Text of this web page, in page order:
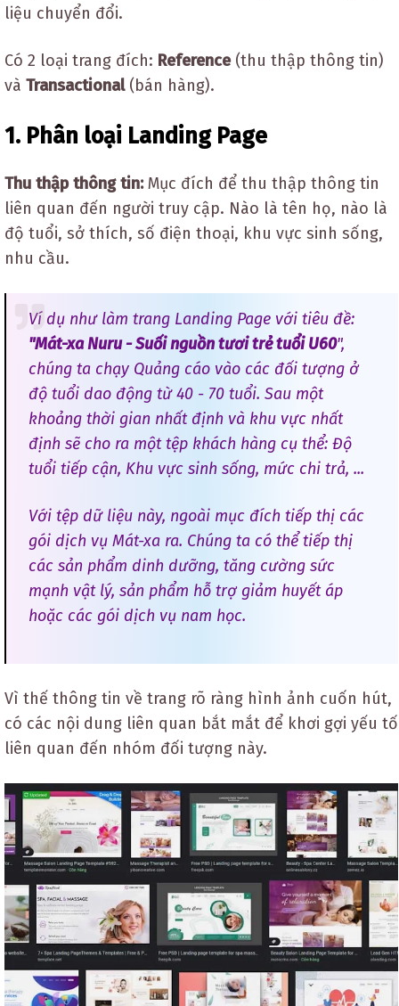
liệu chuyển đổi.
Có 2 loại trang đích: Reference (thu thập thông tin)
và Transactional (bán hàng).
1. Phân loại Landing Page
Thu thập thông tin: Mục đích để thu thập thông tin
liên quan đến người truy cập. Nào là tên họ, nào là
độ tuổi, sở thích, số điện thoại, khu vực sinh sống,
nhu cầu.
Ví dụ như làm trang Landing Page với tiêu đề:
"Mát-xa Nuru - Suối nguồn tươi trẻ tuổi U60",
chúng ta chạy Quảng cáo vào các đối tượng ở
độ tuổi dao động từ 40 - 70 tuổi. Sau một
khoảng thời gian nhất định và khu vực nhất
định sẽ cho ra một tệp khách hàng cụ thể: Độ
tuổi tiếp cận, Khu vực sinh sống, mức chi trả, ...
Với tệp dữ liệu này, ngoài mục đích tiếp thị các
gói dịch vụ Mát-xa ra. Chúng ta có thể tiếp thị
các sản phẩm dinh dưỡng, tăng cường sức
mạnh vật lý, sản phẩm hỗ trợ giảm huyết áp
hoặc các gói dịch vụ nam học.
Vì thế thông tin về trang rõ ràng hình ảnh cuốn hút,
có các nội dung liên quan bắt mắt để khơi gợi yếu tố
liên quan đến nhóm đối tượng này.